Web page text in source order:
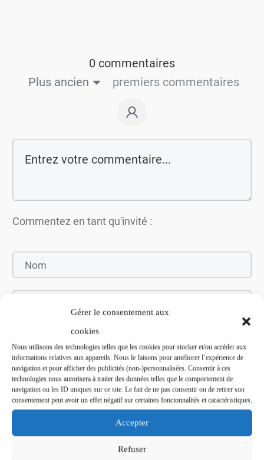
Gérer le consentement aux
cookies
Nous utilisons des technologies telles que les cookies pour stocker et/ou accéder aux
informations relatives aux appareils. Nous le faisons pour améliorer l’expérience de
navigation et pour afficher des publicités (non-)personnalisées. Consentir à ces
technologies nous autorisera à traiter des données telles que le comportement de
navigation ou les ID uniques sur ce site. Le fait de ne pas consentir ou de retirer son
consentement peut avoir un effet négatif sur certaines fonctonnalités et caractéristiques.
Accepter
Refuser
0 commentaires
Plus ancien
premiers commentaires
Commentez en tant qu'invité :
Soumettez le commentaire